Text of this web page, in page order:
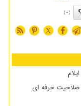
(0)
X
حرفه ای